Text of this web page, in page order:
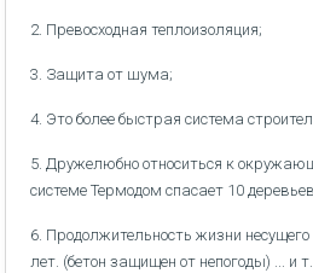
2. Превосходная теплоизоляция;
3. Защита от шума;
4. Это более быстрая система
5. Дружелюбно относиться к
системе Термодом спасает 10
6. Продолжительность жизни
лет. (бетон защищен от непогоды) ... и